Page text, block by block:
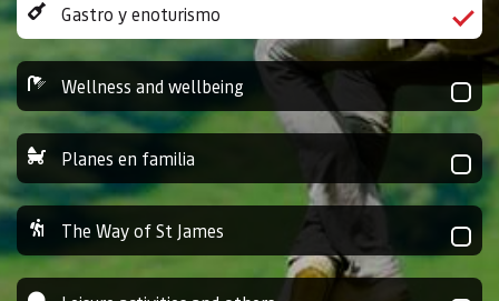
Gastro y enoturismo
Wellness and wellbeing
Planes en familia
The Way of St James